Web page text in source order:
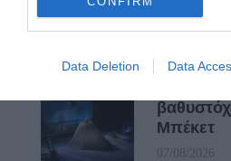
Data Deletion Data
Πρόσφατα Άρθρα
Μπέκετ
07/08/2026